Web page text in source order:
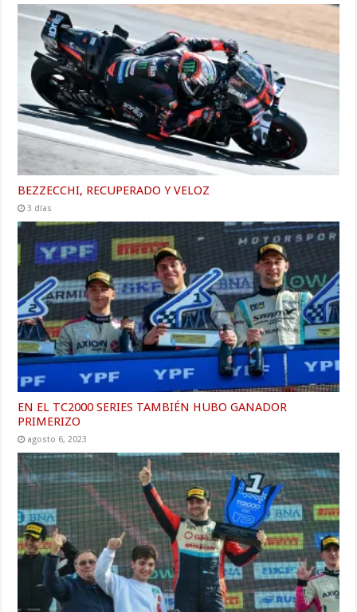
BEZZECCHI, RECUPERADO Y VELOZ
3 días
EN EL TC2000 SERIES TAMBIÉN HUBO GANADOR
PRIMERIZO
agosto 6, 2023